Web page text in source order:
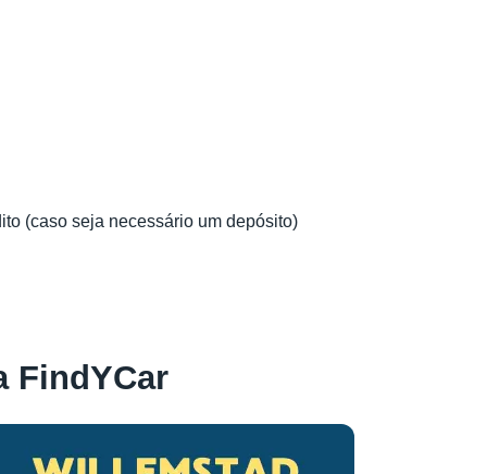
(caso seja necessário um depósito)
FindYCar